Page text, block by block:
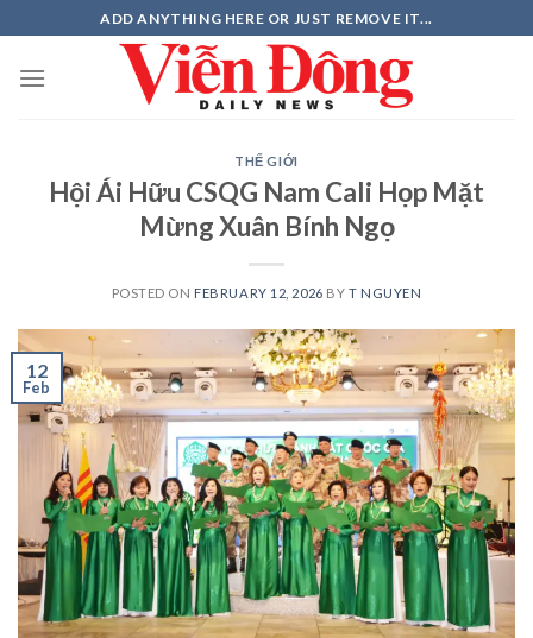
to
content
ADD ANYTHING HERE OR JUST REMOVE IT...
THẾ GIỚI
Hội Ái Hữu CSQG Nam Cali Họp Mặt
Mừng Xuân Bính Ngọ
POSTED ON FEBRUARY 12, 2026 BY T NGUYEN
12
Feb